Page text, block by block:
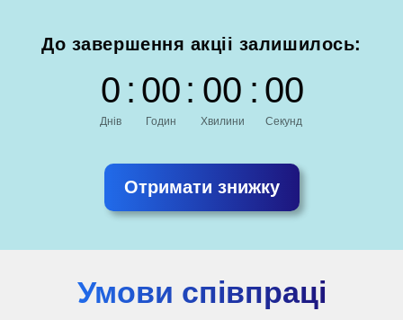
До завершення акціі залишилось:
0
Днів
: 00
Годин
: 00
Хвилини
: 00
Секунд
Отримати знижку
Умови співпраці